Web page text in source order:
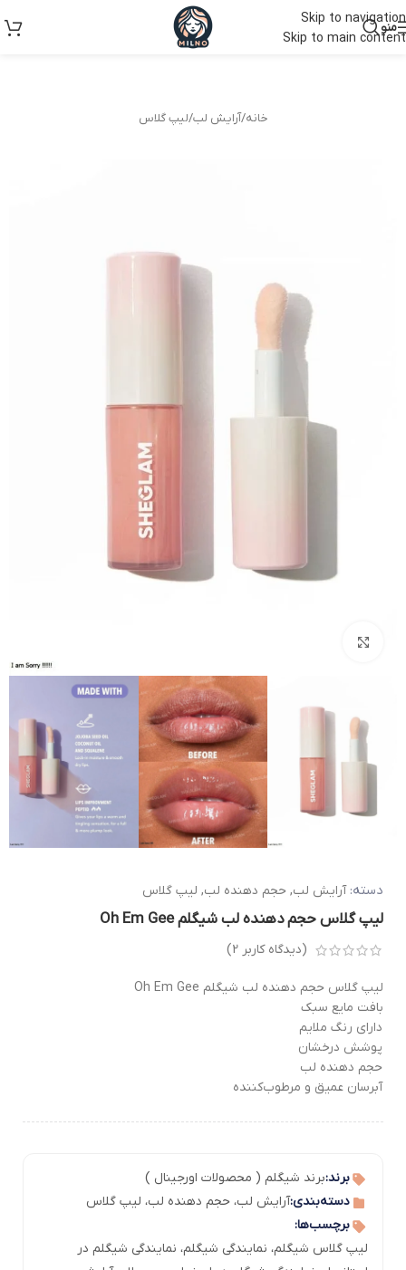
Skip to navigation
Skip to main content
منو
خانه/آرایش لب/لیپ گلاس
دسته: آرایش لب, حجم دهنده لب, لیپ گلاس
لیپ گلاس حجم دهنده لب شیگلم Oh Em Gee
(دیدگاه کاربر 2
)
لیپ گلاس حجم دهنده لب شیگلم Oh Em Gee
بافت مایع سبک
دارای رنگ ملایم
پوشش درخشان
حجم دهنده لب
آبرسان عمیق و مرطوب‌کننده
برند:برند شیگلم ( محصولات اورجینال )
دسته‌بندی:آرایش لب، حجم دهنده لب، لیپ گلاس
برچسب‌ها:
لیپ گلاس شیگلم، نمایندگی شیگلم، نمایندگی شیگلم در